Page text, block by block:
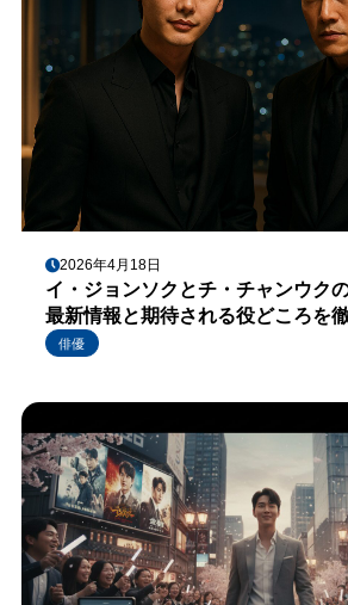
2026年4月18日
イ・ジョンソクとチ・チャンウク
最新情報と期待される役どころを
俳優